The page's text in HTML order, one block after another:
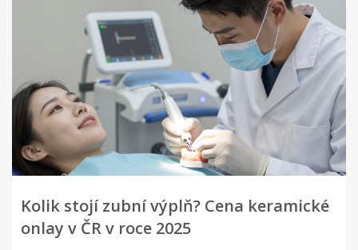
Kolik stojí zubní výplň? Cena keramické
onlay v ČR v roce 2025